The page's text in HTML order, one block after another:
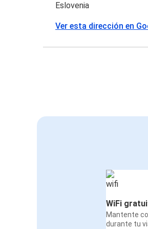
Eslovenia
Ver esta dirección en
WiFi
Mantente
durante tu